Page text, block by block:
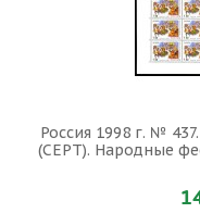
Россия 1998 г. №
(CEPT). Народные